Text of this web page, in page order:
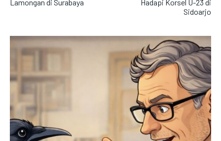
Lamongan di Surabaya
Hadapi Korsel U-23 di
Sidoarjo